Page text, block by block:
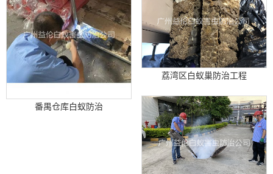
番禺仓库白蚁防治
荔湾区白蚁巢防治工程